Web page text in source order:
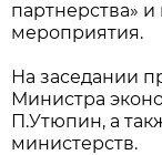
партнерства»
мероприятия.
На заседании
Министра
П.Утюпин, а
министерств.